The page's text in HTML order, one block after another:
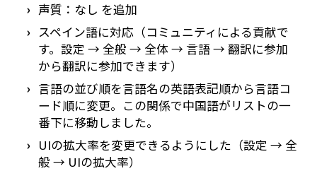
声質：なし を追加
スペイン語に対応（コミュニティによる貢献で
す。設定 → 全般 → 全体 → 言語 → 翻訳に参加
から翻訳に参加できます）
言語の並び順を言語名の英語表記順から言語コ
ード順に変更。この関係で中国語がリストの一
番下に移動しました。
UIの拡大率を変更できるようにした（設定 → 全
般 → UIの拡大率）